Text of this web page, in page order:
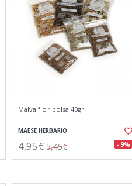
Malva flor bolsa 40gr
MAESE HERBARIO
4,95€ 5,45€ - 9%